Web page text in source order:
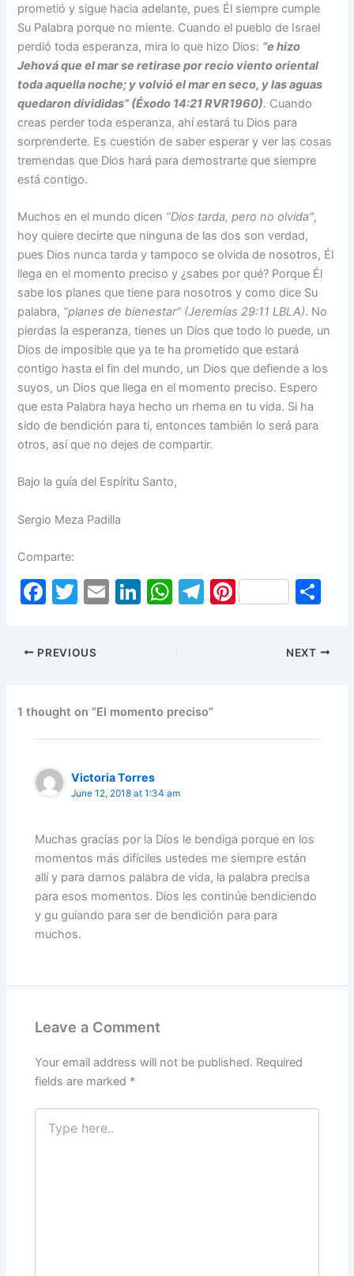
prometió y sigue hacia adelante, pues Él siempre cumple
Su Palabra porque no miente. Cuando el pueblo de Israel
perdió toda esperanza, mira lo que hizo Dios: “e hizo
Jehová que el mar se retirase por recio viento oriental
toda aquella noche; y volvió el mar en seco, y las aguas
quedaron divididas” (Éxodo 14:21 RVR1960). Cuando
creas perder toda esperanza, ahí estará tu Dios para
sorprenderte. Es cuestión de saber esperar y ver las cosas
tremendas que Dios hará para demostrarte que siempre
está contigo.
Muchos en el mundo dicen “Dios tarda, pero no olvida”,
hoy quiere decirte que ninguna de las dos son verdad,
pues Dios nunca tarda y tampoco se olvida de nosotros, Él
llega en el momento preciso y ¿sabes por qué? Porque Él
sabe los planes que tiene para nosotros y como dice Su
palabra, “planes de bienestar” (Jeremías 29:11 LBLA). No
pierdas la esperanza, tienes un Dios que todo lo puede, un
Dios de imposible que ya te ha prometido que estará
contigo hasta el fin del mundo, un Dios que defiende a los
suyos, un Dios que llega en el momento preciso. Espero
que esta Palabra haya hecho un rhema en tu vida. Si ha
sido de bendición para ti, entonces también lo será para
otros, así que no dejes de compartir.
Bajo la guía del Espíritu Santo,
Sergio Meza Padilla
Comparte:
F
c
e
o
o
k
T
itt
er
E
Li
n
W
p
p
T
m
Pi
ar
PREVIOUS NEXT
1 thought on “El momento preciso”
Victoria Torres
June 12, 2018 at 1:34 am
Muchas gracias por la Dios le bendiga porque en los
momentos más difíciles ustedes me siempre están
allí y para darnos palabra de vida, la palabra precisa
para esos momentos. Dios les continúe bendiciendo
y gu guiando para ser de bendición para para
muchos.
Leave a Comment
Your email address will not be published. Required
fields are marked *
Type
here..